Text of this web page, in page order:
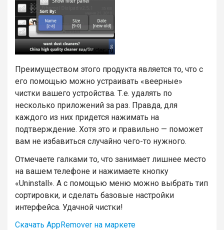
Преимуществом этого продукта является то, что с
его помощью можно устраивать «веерные»
чистки вашего устройства. Т.е. удалять по
несколько приложений за раз. Правда, для
каждого из них придется нажимать на
подтверждение. Хотя это и правильно — поможет
вам не избавиться случайно чего-то нужного.
Отмечаете галками то, что занимает лишнее место
на вашем телефоне и нажимаете кнопку
«Uninstall». А с помощью меню можно выбрать тип
сортировки, и сделать базовые настройки
интерфейса. Удачной чистки!
Скачать AppRemover на маркете